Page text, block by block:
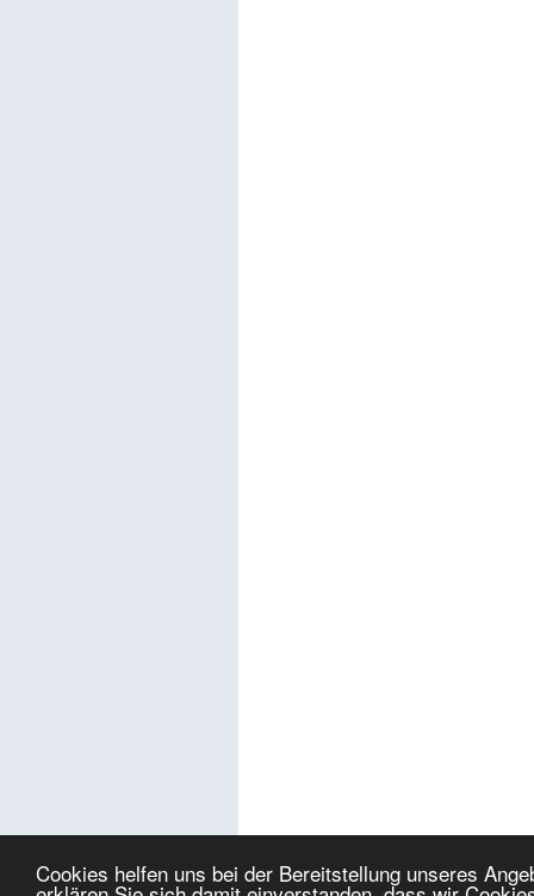
Cookies helfen uns bei der Bereitstellung unseres